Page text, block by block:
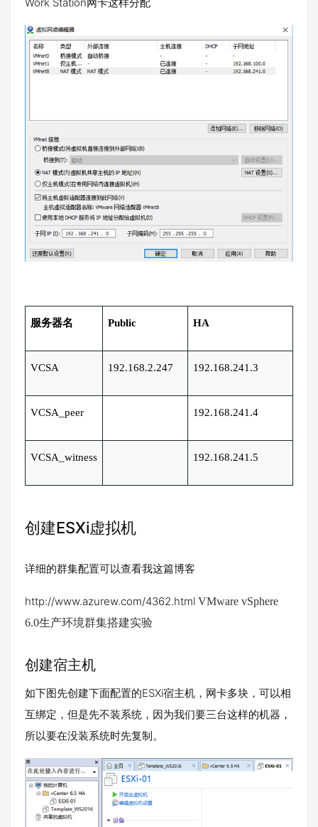
服务器名 Public HA
VCSA 192.168.2.247 192.168.241.3
VCSA_peer 192.168.241.4
VCSA_witness 192.168.241.5
创建ESXi虚拟机
详细的群集配置可以查看我这篇博客
http://www.azurew.com/4362.html VMware vSphere
6.0生产环境群集搭建实验
创建宿主机
如下图先创建下面配置的ESXi宿主机，网卡多块，可以相
互绑定，但是先不装系统，因为我们要三台这样的机器，
所以要在没装系统时先复制。